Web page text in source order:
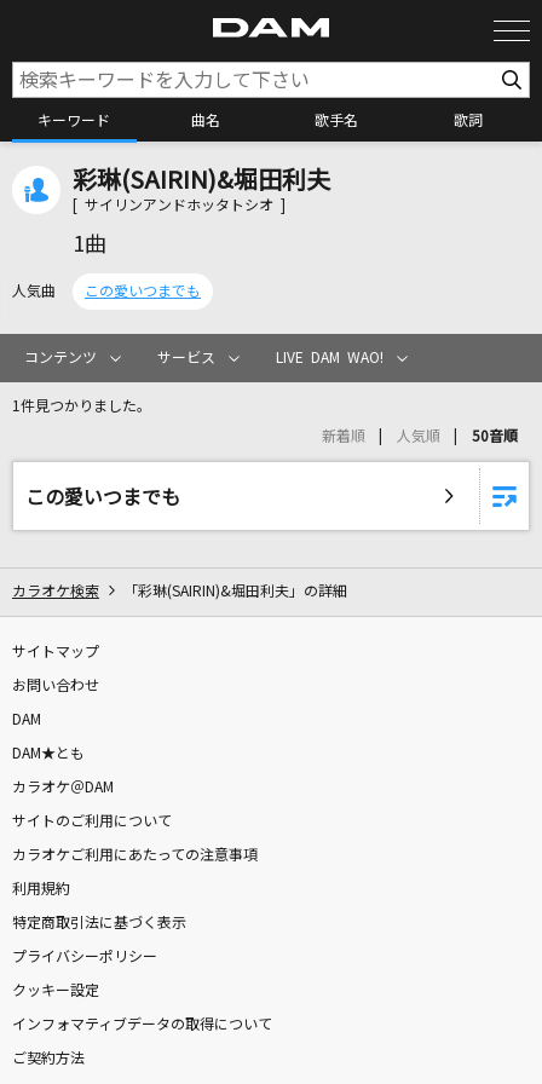
キーワード 曲名 歌手名 歌詞
カラオケ検索
カラオケリクエスト
リアルタイムで歌われている曲の一覧
かりゆし58
[生音]あなたがいることで
エガオノキミヘ
三森すずこ
[生音]明日晴れるかな
桑田佳祐
[生音]カブトムシ
彩琳(SAIRIN)&堀田利夫
[ サイリンアンドホッタトシオ ]
1曲
人気曲 この愛いつまでも
コンテンツ サービス LIVE DAM WAO!
1件見つかりました。
新着順 人気順 50音順
この愛いつまでも
カラオケ検索 「彩琳(SAIRIN)&堀田利夫」の詳細
サイトマップ
お問い合わせ
DAM
DAM★とも
カラオケ＠DAM
サイトのご利用について
カラオケご利用にあたっての注意事項
利用規約
特定商取引法に基づく表示
プライバシーポリシー
クッキー設定
インフォマティブデータの取得について
ご契約方法